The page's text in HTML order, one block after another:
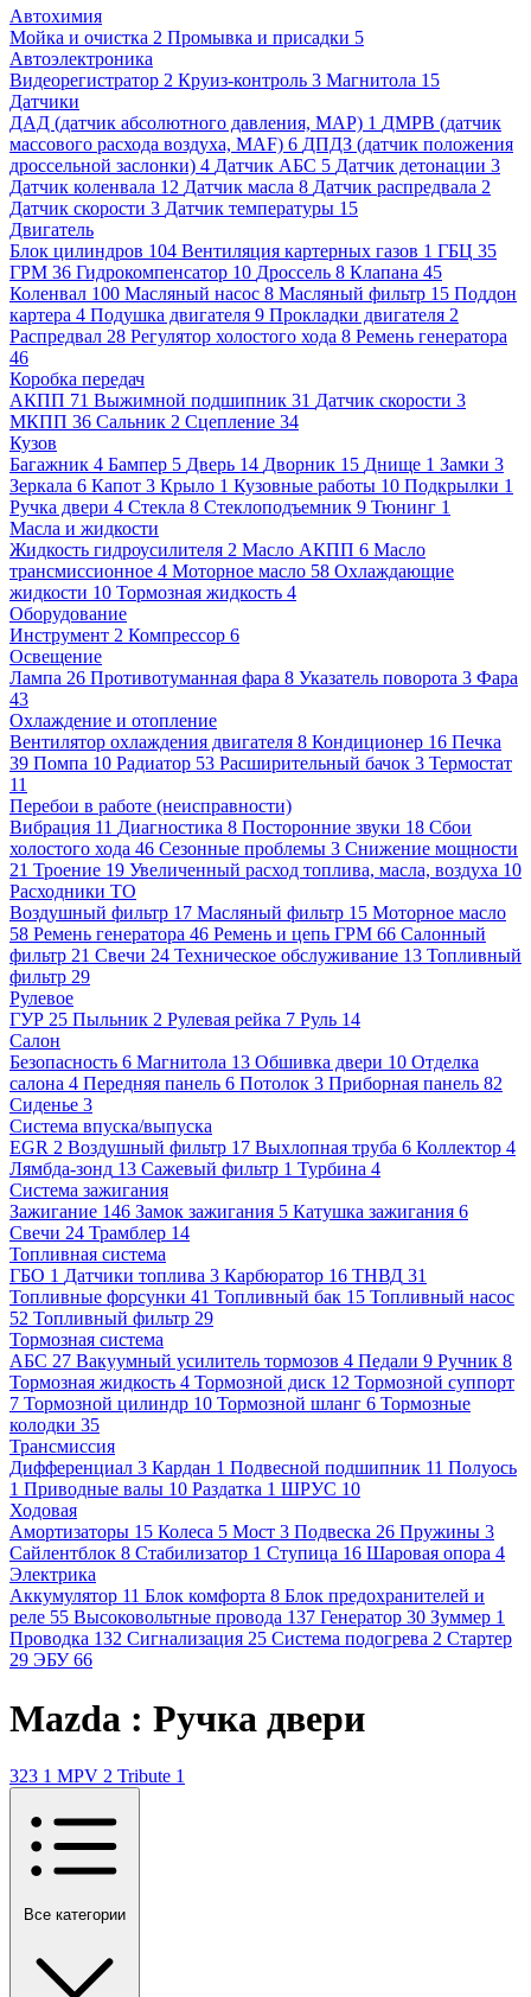
Автохимия
Мойка и очистка 2 Промывка и присадки 5
Автоэлектроника
Видеорегистратор 2 Круиз-контроль 3 Магнитола 15
Датчики
ДАД (датчик абсолютного давления, MAP) 1 ДМРВ (датчик
массового расхода воздуха, MAF) 6 ДПДЗ (датчик положения
дроссельной заслонки) 4 Датчик АБС 5 Датчик детонации 3
Датчик коленвала 12 Датчик масла 8 Датчик распредвала 2
Датчик скорости 3 Датчик температуры 15
Двигатель
Блок цилиндров 104 Вентиляция картерных газов 1 ГБЦ 35
ГРМ 36 Гидрокомпенсатор 10 Дроссель 8 Клапана 45
Коленвал 100 Масляный насос 8 Масляный фильтр 15 Поддон
картера 4 Подушка двигателя 9 Прокладки двигателя 2
Распредвал 28 Регулятор холостого хода 8 Ремень генератора
46
Коробка передач
АКПП 71 Выжимной подшипник 31 Датчик скорости 3
МКПП 36 Сальник 2 Сцепление 34
Кузов
Багажник 4 Бампер 5 Дверь 14 Дворник 15 Днище 1 Замки 3
Зеркала 6 Капот 3 Крыло 1 Кузовные работы 10 Подкрылки 1
Ручка двери 4 Стекла 8 Стеклоподъемник 9 Тюнинг 1
Масла и жидкости
Жидкость гидроусилителя 2 Масло АКПП 6 Масло
трансмиссионное 4 Моторное масло 58 Охлаждающие
жидкости 10 Тормозная жидкость 4
Оборудование
Инструмент 2 Компрессор 6
Освещение
Лампа 26 Противотуманная фара 8 Указатель поворота 3 Фара
43
Охлаждение и отопление
Вентилятор охлаждения двигателя 8 Кондиционер 16 Печка
39 Помпа 10 Радиатор 53 Расширительный бачок 3 Термостат
11
Перебои в работе (неисправности)
Вибрация 11 Диагностика 8 Посторонние звуки 18 Сбои
холостого хода 46 Сезонные проблемы 3 Снижение мощности
21 Троение 19 Увеличенный расход топлива, масла, воздуха 10
Расходники ТО
Воздушный фильтр 17 Масляный фильтр 15 Моторное масло
58 Ремень генератора 46 Ремень и цепь ГРМ 66 Салонный
фильтр 21 Свечи 24 Техническое обслуживание 13 Топливный
фильтр 29
Рулевое
ГУР 25 Пыльник 2 Рулевая рейка 7 Руль 14
Салон
Безопасность 6 Магнитола 13 Обшивка двери 10 Отделка
салона 4 Передняя панель 6 Потолок 3 Приборная панель 82
Сиденье 3
Система впуска/выпуска
EGR 2 Воздушный фильтр 17 Выхлопная труба 6 Коллектор 4
Лямбда-зонд 13 Сажевый фильтр 1 Турбина 4
Система зажигания
Зажигание 146 Замок зажигания 5 Катушка зажигания 6
Свечи 24 Трамблер 14
Топливная система
ГБО 1 Датчики топлива 3 Карбюратор 16 ТНВД 31
Топливные форсунки 41 Топливный бак 15 Топливный насос
52 Топливный фильтр 29
Тормозная система
АБС 27 Вакуумный усилитель тормозов 4 Педали 9 Ручник 8
Тормозная жидкость 4 Тормозной диск 12 Тормозной суппорт
7 Тормозной цилиндр 10 Тормозной шланг 6 Тормозные
колодки 35
Трансмиссия
Дифференциал 3 Кардан 1 Подвесной подшипник 11 Полуось
1 Приводные валы 10 Раздатка 1 ШРУС 10
Ходовая
Амортизаторы 15 Колеса 5 Мост 3 Подвеска 26 Пружины 3
Сайлентблок 8 Стабилизатор 1 Ступица 16 Шаровая опора 4
Электрика
Аккумулятор 11 Блок комфорта 8 Блок предохранителей и
реле 55 Высоковольтные провода 137 Генератор 30 Зуммер 1
Проводка 132 Сигнализация 25 Система подогрева 2 Стартер
29 ЭБУ 66
Mazda : Ручка двери
323 1 MPV 2 Tribute 1
Все категории